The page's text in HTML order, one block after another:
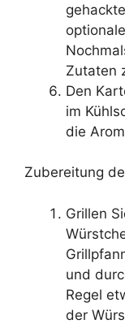
Zutaten
Den
im
die
Zubereitung
Grillen
und
Regel
der